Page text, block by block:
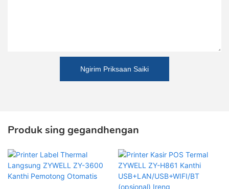
Ngirim Priksaan Saiki
Produk sing gegandhengan